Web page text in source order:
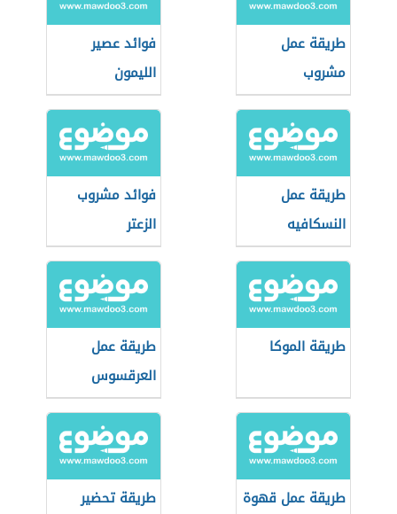
طريقة عمل
مشروب
الشوكولاتة
الساخنة
فوائد عصير
الليمون
طريقة عمل
النسكافيه
فوائد مشروب
الزعتر
طريقة الموكا
طريقة عمل
العرقسوس
طريقة عمل قهوة
طريقة تحضير